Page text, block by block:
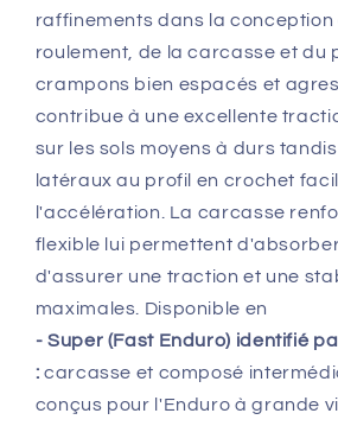
raffinements dans la conception
roulement, de la carcasse et du
crampons bien espacés et
contribue à une excellente
sur les sols moyens à durs
latéraux au profil en crochet
l'accélération. La carcasse
flexible lui permettent
d'assurer une traction et une
maximales. Disponible en
- Super (Fast Enduro) identifié
:carcasse et composé
conçus pour l'Enduro à grande